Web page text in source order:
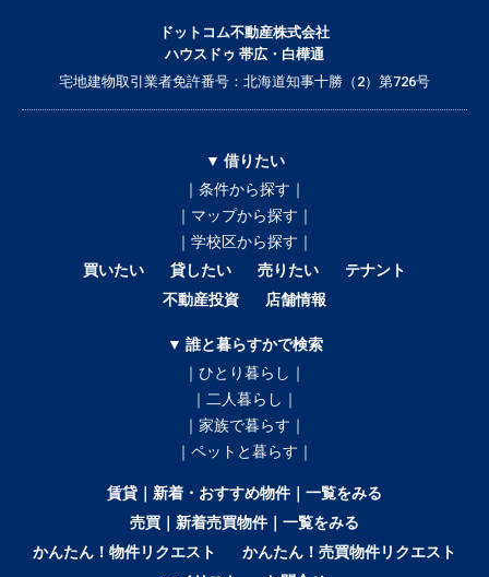
ドットコム不動産株式会社
ハウスドゥ 帯広・白樺通
宅地建物取引業者免許番号：北海道知事十勝（2）第726号
▼ 借りたい
｜条件から探す｜
｜マップから探す｜
｜学校区から探す｜
買いたい
貸したい 売りたい
テナント
不動産投資
店舗情報
▼ 誰と暮らすかで検索
｜ひとり暮らし｜
｜二人暮らし｜
｜家族で暮らす｜
｜ペットと暮らす｜
賃貸｜新着・おすすめ物件｜一覧をみる
売買｜新着売買物件｜一覧をみる
かんたん！物件リクエスト
かんたん！売買物件リクエスト